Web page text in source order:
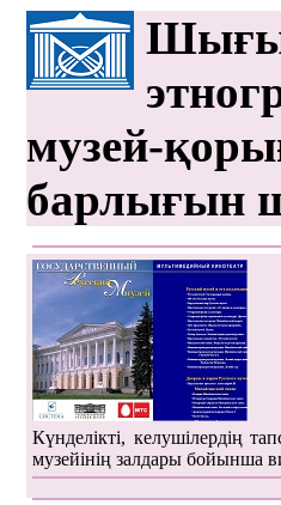
музей-
барлығын
Күнделікті, келушілердің
музейінің залдары бойынша